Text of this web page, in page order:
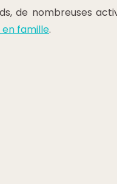
de nombreuses
famille.